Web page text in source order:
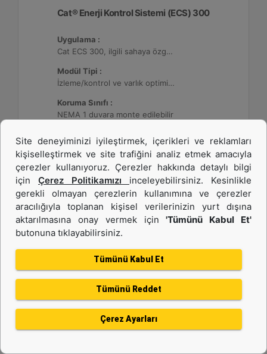
Cat® Enerji Kontrol Sistemi (ECS) 300
Uygulama :
Cat ECS 300, ilgili sahaya özgü varlık gereksinimlerini karşılayacak şekilde yapılandırılabildiği çeşitli mikro şebekelerde kullanılmaktadır.
Modül Tipi :
İzleme/kontrol ve varlık optimizasyonu, 4 adede kadar Dağıtılmış Enerji Kaynağı (DER) ile yapılandırılabilir.
Koruma Sınıfı :
NEMA 1 duvara monte edilebilir
Detay Teklif Al
DE26E3S (50 Hz)
Site deneyiminizi iyileştirmek, içerikleri ve reklamları
kişiselleştirmek ve site trafiğini analiz etmek amacıyla
çerezler kullanıyoruz. Çerezler hakkında detaylı bilgi
için Çerez Politikamızı inceleyebilirsiniz. Kesinlikle
gerekli olmayan çerezlerin kullanımına ve çerezler
aracılığıyla toplanan kişisel verilerinizin yurt dışına
aktarılmasına onay vermek için'Tümünü Kabul Et'
butonuna tıklayabilirsiniz.
Tümünü Kabul Et
Tümünü Reddet
Çerez Ayarları